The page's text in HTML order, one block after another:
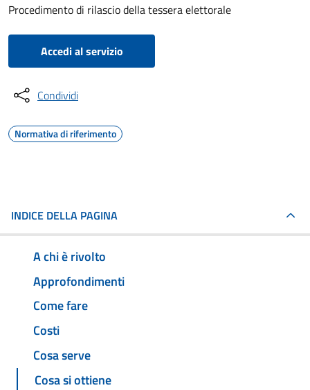
Procedimento di rilascio della tessera elettorale
Accedi al servizio
Condividi
Normativa di riferimento
INDICE DELLA PAGINA
A chi è rivolto
Approfondimenti
Come fare
Costi
Cosa serve
Cosa si ottiene